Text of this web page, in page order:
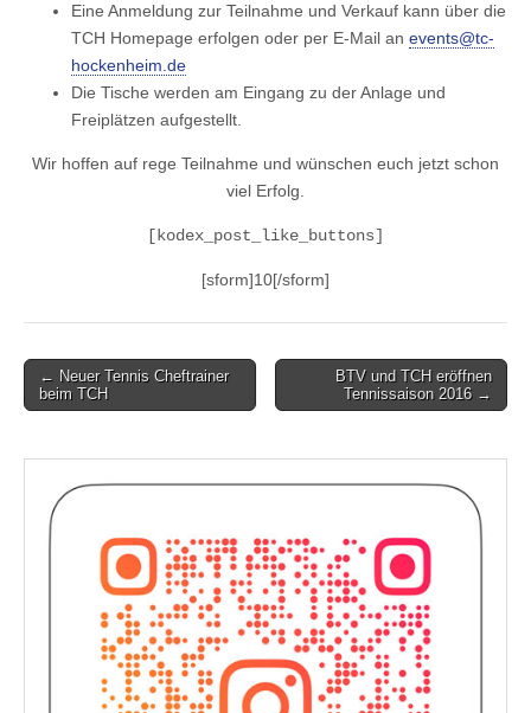
Eine Anmeldung zur Teilnahme und Verkauf kann über die
TCH Homepage erfolgen oder per E-Mail an events@tc-
hockenheim.de
Die Tische werden am Eingang zu der Anlage und
Freiplätzen aufgestellt.
Wir hoffen auf rege Teilnahme und wünschen euch jetzt schon
viel Erfolg.
[kodex_post_like_buttons]
[sform]10[/sform]
Post
navigation
← Neuer Tennis Cheftrainer
beim TCH
BTV und TCH eröffnen
Tennissaison 2016 →